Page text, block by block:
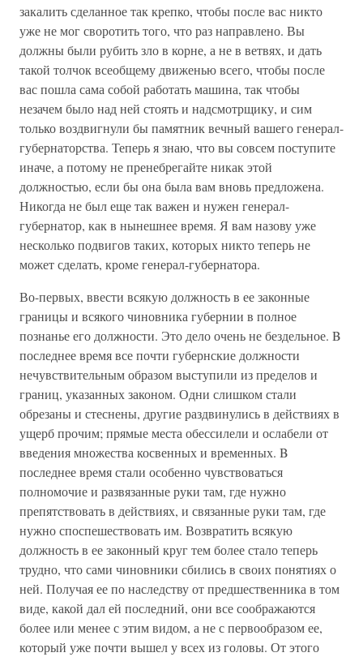
закалить сделанное так крепко, чтобы после вас никто
уже не мог своротить того, что раз направлено. Вы
должны были рубить зло в корне, а не в ветвях, и дать
такой толчок всеобщему движенью всего, чтобы после
вас пошла сама собой работать машина, так чтобы
незачем было над ней стоять и надсмотрщику, и сим
только воздвигнули бы памятник вечный вашего генерал-
губернаторства. Теперь я знаю, что вы совсем поступите
иначе, а потому не пренебрегайте никак этой
должностью, если бы она была вам вновь предложена.
Никогда не был еще так важен и нужен генерал-
губернатор, как в нынешнее время. Я вам назову уже
несколько подвигов таких, которых никто теперь не
может сделать, кроме генерал-губернатора.
Во-первых, ввести всякую должность в ее законные
границы и всякого чиновника губернии в полное
познанье его должности. Это дело очень не бездельное. B
последнее время все почти губернские должности
нечувствительным образом выступили из пределов и
границ, указанных законом. Одни слишком стали
обрезаны и стеснены, другие раздвинулись в действиях в
ущерб прочим; прямые места обессилели и ослабели от
введения множества косвенных и временных. B
последнее время стали особенно чувствоваться
полномочие и развязанные руки там, где нужно
препятствовать в действиях, и связанные руки там, где
нужно споспешествовать им. Возвратить всякую
должность в ее законный круг тем более стало теперь
трудно, что сами чиновники сбились в своих понятиях о
ней. Получая ее по наследству от предшественника в том
виде, какой дал ей последний, они все соображаются
более или менее с этим видом, а не с первообразом ее,
который уже почти вышел у всех из головы. От этого